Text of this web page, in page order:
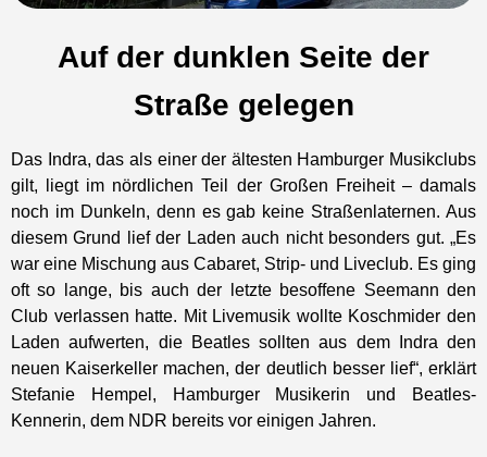
Auf der dunklen Seite der
Straße gelegen
Das Indra, das als einer der ältesten Hamburger Musikclubs
gilt, liegt im nördlichen Teil der Großen Freiheit – damals
noch im Dunkeln, denn es gab keine Straßenlaternen. Aus
diesem Grund lief der Laden auch nicht besonders gut. „Es
war eine Mischung aus Cabaret, Strip- und Liveclub. Es ging
oft so lange, bis auch der letzte besoffene Seemann den
Club verlassen hatte. Mit Livemusik wollte Koschmider den
Laden aufwerten, die Beatles sollten aus dem Indra den
neuen Kaiserkeller machen, der deutlich besser lief“, erklärt
Stefanie Hempel, Hamburger Musikerin und Beatles-
Kennerin, dem NDR bereits vor einigen Jahren.